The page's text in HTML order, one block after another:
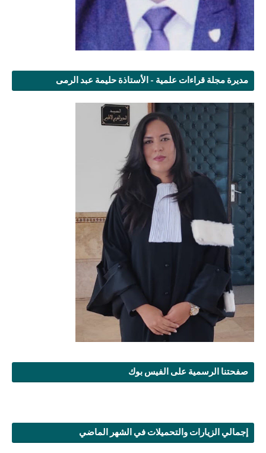
مديرة مجلة قراءات علمية - الأستاذة حليمة عبد الرمى
صفحتنا الرسمية على الفيس بوك
إجمالي الزيارات والتحميلات في الشهر الماضي